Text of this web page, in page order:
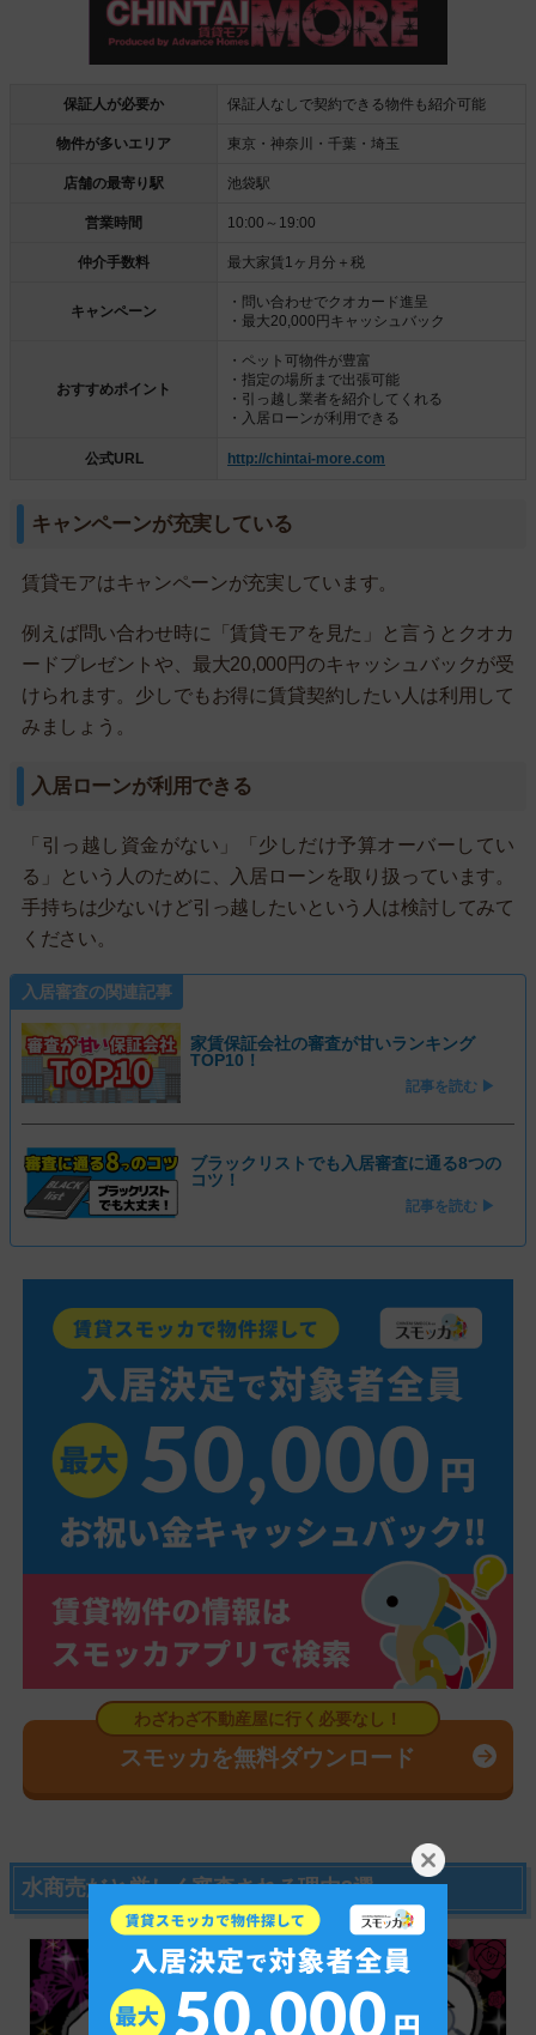
保証人が必要か 保証人なしで契約できる物件も紹介可能
物件が多いエリア 東京・神奈川・千葉・埼玉
店舗の最寄り駅 池袋駅
営業時間 10:00～19:00
仲介手数料 最大家賃1ヶ月分＋税
キャンペーン
・問い合わせでクオカード進呈
・最大20,000円キャッシュバック
おすすめポイント
・ペット可物件が豊富
・指定の場所まで出張可能
・引っ越し業者を紹介してくれる
・入居ローンが利用できる
公式URL http://chintai-more.com
キャンペーンが充実している
賃貸モアはキャンペーンが充実しています。
例えば問い合わせ時に「賃貸モアを見た」と言うとクオカ
ードプレゼントや、最大20,000円のキャッシュバックが受
けられます。少しでもお得に賃貸契約したい人は利用して
みましょう。
入居ローンが利用できる
「引っ越し資金がない」「少しだけ予算オーバーしてい
る」という人のために、入居ローンを取り扱っています。
手持ちは少ないけど引っ越したいという人は検討してみて
ください。
入居審査の関連記事
家賃保証会社の審査が甘いランキング
TOP10！
記事を読む ▶
ブラックリストでも入居審査に通る8つの
コツ！
記事を読む ▶
スモッカを無料ダウンロード
水商売だと厳しく審査される理由3選